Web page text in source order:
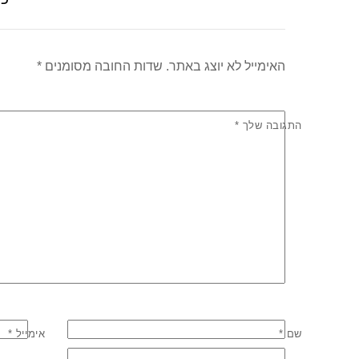
האימייל לא יוצג באתר. שדות החובה מסומנים *
התגובה שלך *
שם * אימייל *